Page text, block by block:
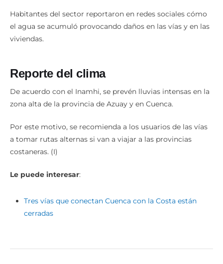
Habitantes del sector reportaron en redes sociales cómo
el agua se acumuló provocando daños en las vías y en las
viviendas.
Reporte del clima
De acuerdo con el Inamhi, se prevén lluvias intensas en la
zona alta de la provincia de Azuay y en Cuenca.
Por este motivo, se recomienda a los usuarios de las vías
a tomar rutas alternas si van a viajar a las provincias
costaneras. (I)
Le puede interesar:
Tres vías que conectan Cuenca con la Costa están
cerradas